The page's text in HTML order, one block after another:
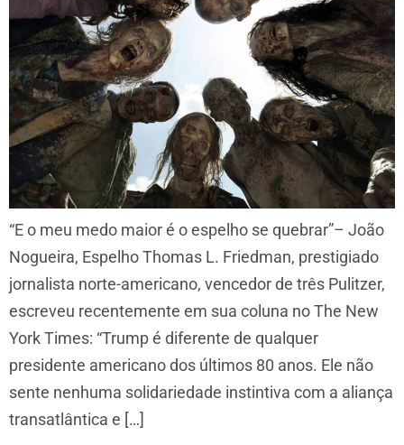
“E o meu medo maior é o espelho se quebrar”– João
Nogueira, Espelho Thomas L. Friedman, prestigiado
jornalista norte-americano, vencedor de três Pulitzer,
escreveu recentemente em sua coluna no The New
York Times: “Trump é diferente de qualquer
presidente americano dos últimos 80 anos. Ele não
sente nenhuma solidariedade instintiva com a aliança
transatlântica e […]